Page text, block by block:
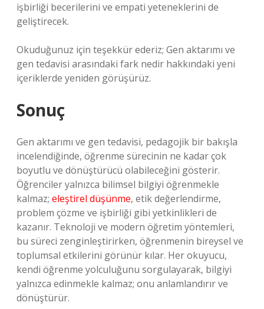
işbirliği becerilerini ve empati yeteneklerini de
geliştirecek.
Okuduğunuz için teşekkür ederiz; Gen aktarımı ve
gen tedavisi arasındaki fark nedir hakkındaki yeni
içeriklerde yeniden görüşürüz.
Sonuç
Gen aktarımı ve gen tedavisi, pedagojik bir bakışla
incelendiğinde, öğrenme sürecinin ne kadar çok
boyutlu ve dönüştürücü olabileceğini gösterir.
Öğrenciler yalnızca bilimsel bilgiyi öğrenmekle
kalmaz; eleştirel düşünme, etik değerlendirme,
problem çözme ve işbirliği gibi yetkinlikleri de
kazanır. Teknoloji ve modern öğretim yöntemleri,
bu süreci zenginleştirirken, öğrenmenin bireysel ve
toplumsal etkilerini görünür kılar. Her okuyucu,
kendi öğrenme yolculuğunu sorgulayarak, bilgiyi
yalnızca edinmekle kalmaz; onu anlamlandırır ve
dönüştürür.